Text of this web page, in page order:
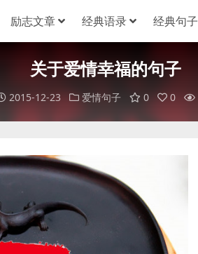
励志文章 经典语录 经典句子
关于爱情幸福的句子
2015-12-23 爱情句子 0 0